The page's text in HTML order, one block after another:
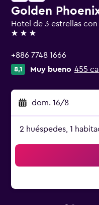
Golden
Hotel de 3 estrellas
3 estrellas
+886 7748 1666
8,1 Muy bueno 455
dom. 16/8
2 huéspedes, 1